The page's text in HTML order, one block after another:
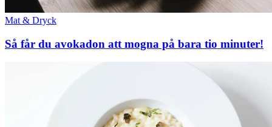
Mat & Dryck
Så får du avokadon att mogna på bara tio minuter!